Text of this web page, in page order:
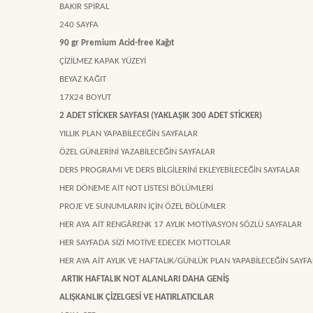
BAKIR SPİRAL
240 SAYFA
90 gr Premium Acid-free Kağıt
ÇİZİLMEZ KAPAK YÜZEYİ
BEYAZ KAĞIT
17X24 BOYUT
2 ADET STİCKER SAYFASI (YAKLAŞIK 300 ADET STİCKER)
YILLIK PLAN YAPABİLECEĞİN SAYFALAR
ÖZEL GÜNLERİNİ YAZABİLECEĞİN SAYFALAR
DERS PROGRAMI VE DERS BİLGİLERİNİ EKLEYEBİLECEĞİN SAYFALAR
HER DÖNEME AİT NOT LİSTESİ BÖLÜMLERİ
PROJE VE SUNUMLARIN İÇİN ÖZEL BÖLÜMLER
HER AYA AİT RENGÂRENK 17 AYLIK MOTİVASYON SÖZLÜ SAYFALAR
HER SAYFADA SİZİ MOTİVE EDECEK MOTTOLAR
HER AYA AİT AYLIK VE HAFTALIK/GÜNLÜK PLAN YAPABİLECEĞİN
ARTIK HAFTALIK NOT ALANLARI DAHA GENİŞ
ALIŞKANLIK ÇİZELGESİ VE HATIRLATICILAR